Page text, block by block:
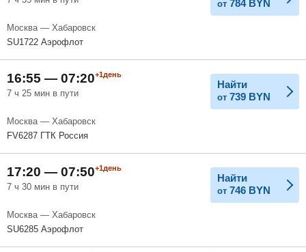
от 784 BYN
Москва — Хабаровск
SU1722 Аэрофлот
16:55 — 07:20+1день
7 ч 25 мин в пути
Найти
от 739 BYN
Москва — Хабаровск
FV6287 ГТК Россия
17:20 — 07:50+1день
7 ч 30 мин в пути
Найти
от 746 BYN
Москва — Хабаровск
SU6285 Аэрофлот